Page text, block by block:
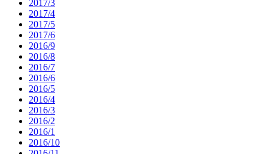
2017/3
2017/4
2017/5
2017/6
2016/9
2016/8
2016/7
2016/6
2016/5
2016/4
2016/3
2016/2
2016/1
2016/10